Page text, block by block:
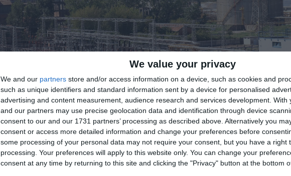
We value your privacy
We and our partners store and/or access information on a device, such as cookies and
such as unique identifiers and standard information sent by a device for personalised
advertising and content measurement, audience research and services development. With
and our partners may use precise geolocation data and identification through device
consent to our and our 1731 partners’ processing as described above. Alternatively you
consent or access more detailed information and change your preferences before
some processing of your personal data may not require your consent, but you have a right
processing. Your preferences will apply to this website only. You can change your
consent at any time by returning to this site and clicking the "Privacy" button at the bottom
diRedazione | 